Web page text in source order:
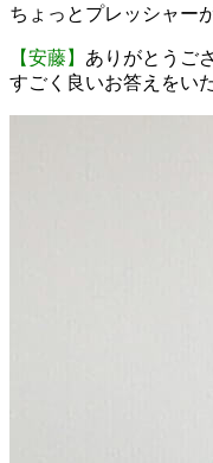
ちょっとプレッシャー
【安藤】 ありがとうご
すごく良いお答えをい